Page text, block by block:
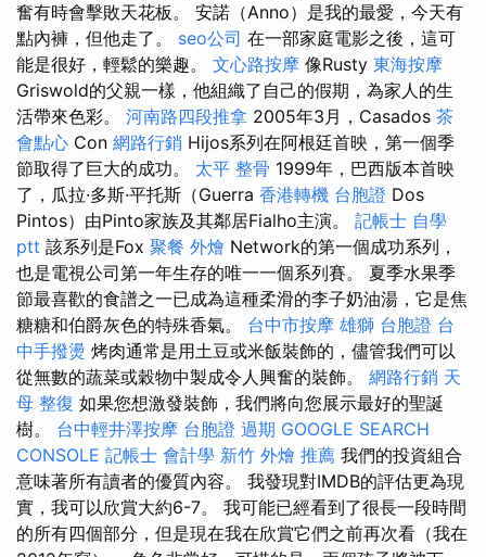
奮有時會擊敗天花板。 安諾（Anno）是我的最愛，今天有
點內褲，但他走了。 seo公司 在一部家庭電影之後，這可
能是很好，輕鬆的樂趣。 文心路按摩 像Rusty 東海按摩
Griswold的父親一樣，他組織了自己的假期，為家人的生
活帶來色彩。 河南路四段推拿 2005年3月，Casados 茶
會點心 Con 網路行銷 Hijos系列在阿根廷首映，第一個季
節取得了巨大的成功。 太平 整骨 1999年，巴西版本首映
了，瓜拉·多斯·平托斯（Guerra 香港轉機 台胞證 Dos
Pintos）由Pinto家族及其鄰居Fialho主演。 記帳士 自學
ptt 該系列是Fox 聚餐 外燴 Network的第一個成功系列，
也是電視公司第一年生存的唯一一個系列賽。 夏季水果季
節最喜歡的食譜之一已成為這種柔滑的李子奶油湯，它是焦
糖糖和伯爵灰色的特殊香氣。 台中市按摩 雄獅 台胞證 台
中手撥燙 烤肉通常是用土豆或米飯裝飾的，儘管我們可以
從無數的蔬菜或穀物中製成令人興奮的裝飾。 網路行銷 天
母 整復 如果您想激發裝飾，我們將向您展示最好的聖誕
樹。 台中輕井澤按摩 台胞證 過期 GOOGLE SEARCH
CONSOLE 記帳士 會計學 新竹 外燴 推薦 我們的投資組合
意味著所有讀者的優質內容。 我發現對IMDB的評估更為現
實，我可以欣賞大約6-7。 我可能已經看到了很長一段時間
的所有四個部分，但是現在我在欣賞它們之前再次看（我在